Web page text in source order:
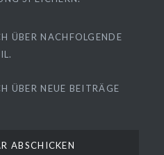
ÜBER NACHFOLGENDE
ÜBER NEUE BEITRÄGE